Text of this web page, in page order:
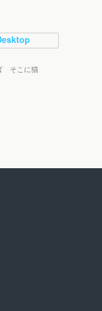
そこに猫